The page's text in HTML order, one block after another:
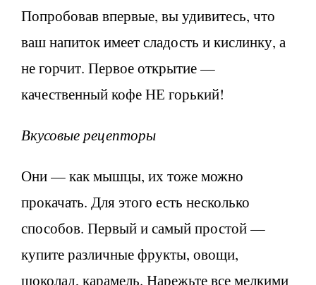
Попробовав впервые, вы удивитесь, что
ваш напиток имеет сладость и кислинку, а
не горчит. Первое открытие —
качественный кофе НЕ горький!
Вкусовые рецепторы
Они — как мышцы, их тоже можно
прокачать. Для этого есть несколько
способов. Первый и самый простой —
купите различные фрукты, овощи,
шоколад, карамель. Нарежьте все мелкими